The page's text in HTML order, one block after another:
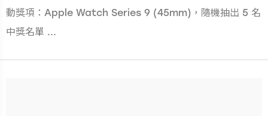
動獎項：Apple Watch Series 9 (45mm)，隨機抽出 5 名
中獎名單 ...